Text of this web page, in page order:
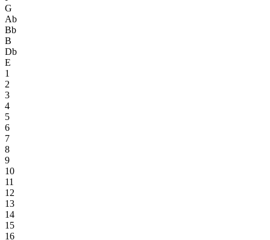
G
Ab
Bb
B
Db
E
1
2
3
4
5
6
7
8
9
10
11
12
13
14
15
16